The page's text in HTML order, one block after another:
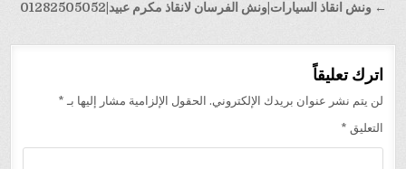
← ونش انقاذ السيارات|ونش الفرسان لانقاذ مكرم عبيد|01282505052
اترك تعليقاً
لن يتم نشر عنوان بريدك الإلكتروني. الحقول الإلزامية مشار إليها بـ *
التعليق *